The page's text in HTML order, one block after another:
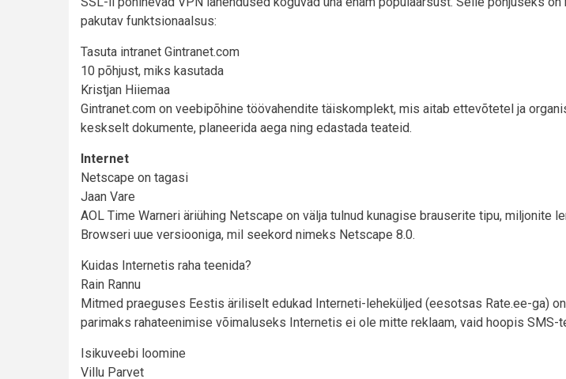
pakutav funktsionaalsus:
Tasuta intranet Gintranet.com
10 põhjust, miks kasutada
Kristjan Hiiemaa
Gintranet.com on veebipõhine töövahendite täiskomplekt, mis aitab ettevõtetel ja
keskselt dokumente, planeerida aega ning edastada teateid.
Internet
Netscape on tagasi
Jaan Vare
AOL Time Warneri äriühing Netscape on välja tulnud kunagise brauserite tipu, miljonite
Browseri uue versiooniga, mil seekord nimeks Netscape 8.0.
Kuidas Internetis raha teenida?
Rain Rannu
Mitmed praeguses Eestis äriliselt edukad Interneti-leheküljed (eesotsas Rate.ee-ga)
parimaks rahateenimise võimaluseks Internetis ei ole mitte reklaam, vaid hoopis SMS-
Isikuveebi loomine
Villu Parvet